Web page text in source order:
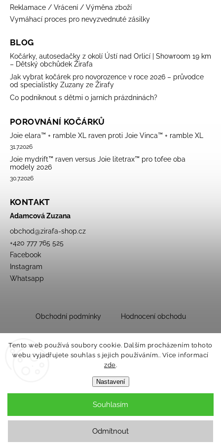
Tento web používá soubory cookie. Dalším procházením tohoto
webu vyjadřujete souhlas s jejich používáním.. Více informací
zde.
Nastavení
Odmítnout
Souhlasím
Reklamace / Vrácení / Výměna zboží
Vymáhací proces pro nevyzvednuté zásilky
BLOG
Kočárky, autosedačky z okolí Ústí nad Orlicí | Showroom 19 km
– Dětský obchůdek Žirafa
Jak vybrat kočárek pro novorozence v roce 2026 – průvodce
od specialistky Zuzany ze Žirafy
Co podniknout s dětmi o jarních prázdninách?
POROVNÁNÍ KOČÁRKŮ
Joie elara™ + ramble XL raven proti Joie Vinca™ + ramble XL
31.7.2026
Joie mydrift™ raven versus Joie litetrax™ pro tofee oba
modely 2026
30.7.2026
KONTAKT
Adamcová Zuzana
obchod@zirafa-shop.cz
+420 777 765 525
Facebook
Instagram
Whatsapp
Obchodní podmínky Hodnocení obchodu
Copyright 2026Dětský obchůdek Žirafa. Všechna práva vyhrazena.
Upravit nastavení cookies